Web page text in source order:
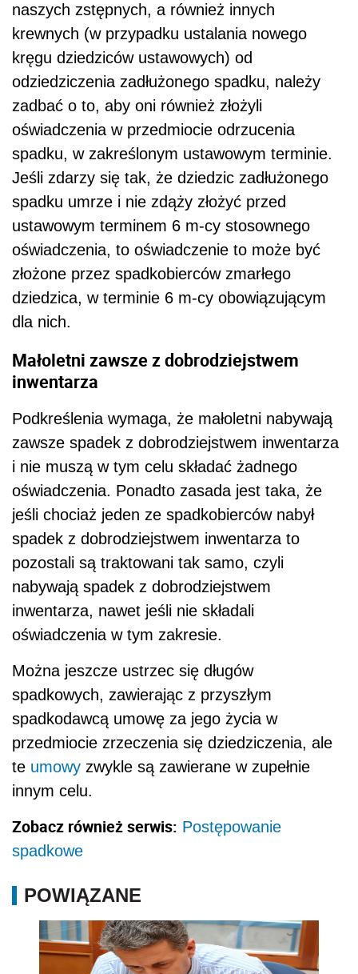
naszych zstępnych, a również innych
krewnych (w przypadku ustalania nowego
kręgu dziedziców ustawowych) od
odziedziczenia zadłużonego spadku, należy
zadbać o to, aby oni również złożyli
oświadczenia w przedmiocie odrzucenia
spadku, w zakreślonym ustawowym terminie.
Jeśli zdarzy się tak, że dziedzic zadłużonego
spadku umrze i nie zdąży złożyć przed
ustawowym terminem 6 m-cy stosownego
oświadczenia, to oświadczenie to może być
złożone przez spadkobierców zmarłego
dziedzica, w terminie 6 m-cy obowiązującym
dla nich.
Małoletni zawsze z dobrodziejstwem
inwentarza
Podkreślenia wymaga, że małoletni nabywają
zawsze spadek z dobrodziejstwem inwentarza
i nie muszą w tym celu składać żadnego
oświadczenia. Ponadto zasada jest taka, że
jeśli chociaż jeden ze spadkobierców nabył
spadek z dobrodziejstwem inwentarza to
pozostali są traktowani tak samo, czyli
nabywają spadek z dobrodziejstwem
inwentarza, nawet jeśli nie składali
oświadczenia w tym zakresie.
Można jeszcze ustrzec się długów
spadkowych, zawierając z przyszłym
spadkodawcą umowę za jego życia w
przedmiocie zrzeczenia się dziedziczenia, ale
te umowy zwykle są zawierane w zupełnie
innym celu.
Zobacz również serwis: Postępowanie
spadkowe
POWIĄZANE